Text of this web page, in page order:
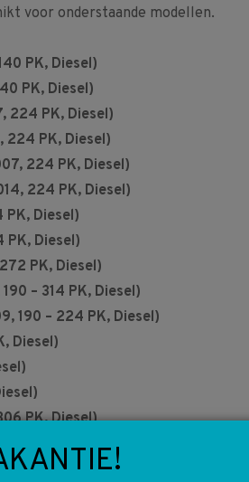
voor onderstaande modellen.
PK, Diesel)
PK, Diesel)
224 PK, Diesel)
224 PK, Diesel)
224 PK, Diesel)
224 PK, Diesel)
PK, Diesel)
PK, Diesel)
PK, Diesel)
– 314 PK, Diesel)
190 – 224 PK, Diesel)
Diesel)
PK, Diesel)
PK, Diesel)
– 320 PK, Diesel)